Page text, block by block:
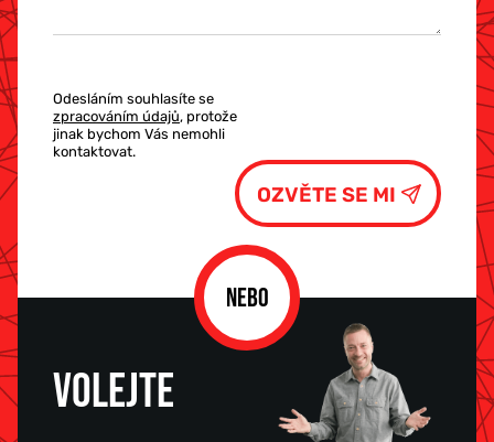
Odesláním souhlasíte se
zpracováním údajů, protože
jinak bychom Vás nemohli
kontaktovat.
NEBO
VOLEJTE